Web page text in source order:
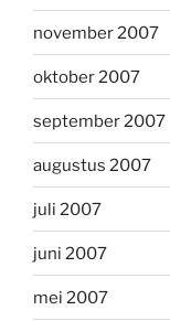
november 2007
oktober 2007
september 2007
augustus 2007
juli 2007
juni 2007
mei 2007